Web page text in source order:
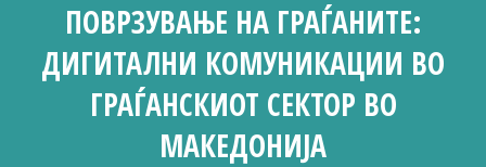
ПОВРЗУВАЊЕ НА ГРАЃАНИТЕ:
ДИГИТАЛНИ КОМУНИКАЦИИ ВО
ГРАЃАНСКИОТ СЕКТОР ВО
МАКЕДОНИЈА